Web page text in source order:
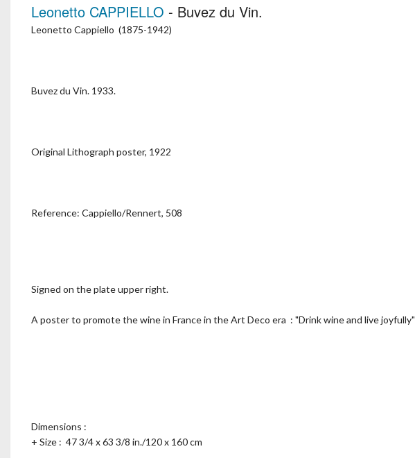
Leonetto CAPPIELLO - Buvez du Vin.
Leonetto Cappiello (1875-1942)
Buvez du Vin. 1933.
Original Lithograph poster, 1922
Reference: Cappiello/Rennert, 508
Signed on the plate upper right.
A poster to promote the wine in France in the Art Deco era : "Drink wine and live joyfully"
Dimensions :
+ Size : 47 3/4 x 63 3/8 in./120 x 160 cm